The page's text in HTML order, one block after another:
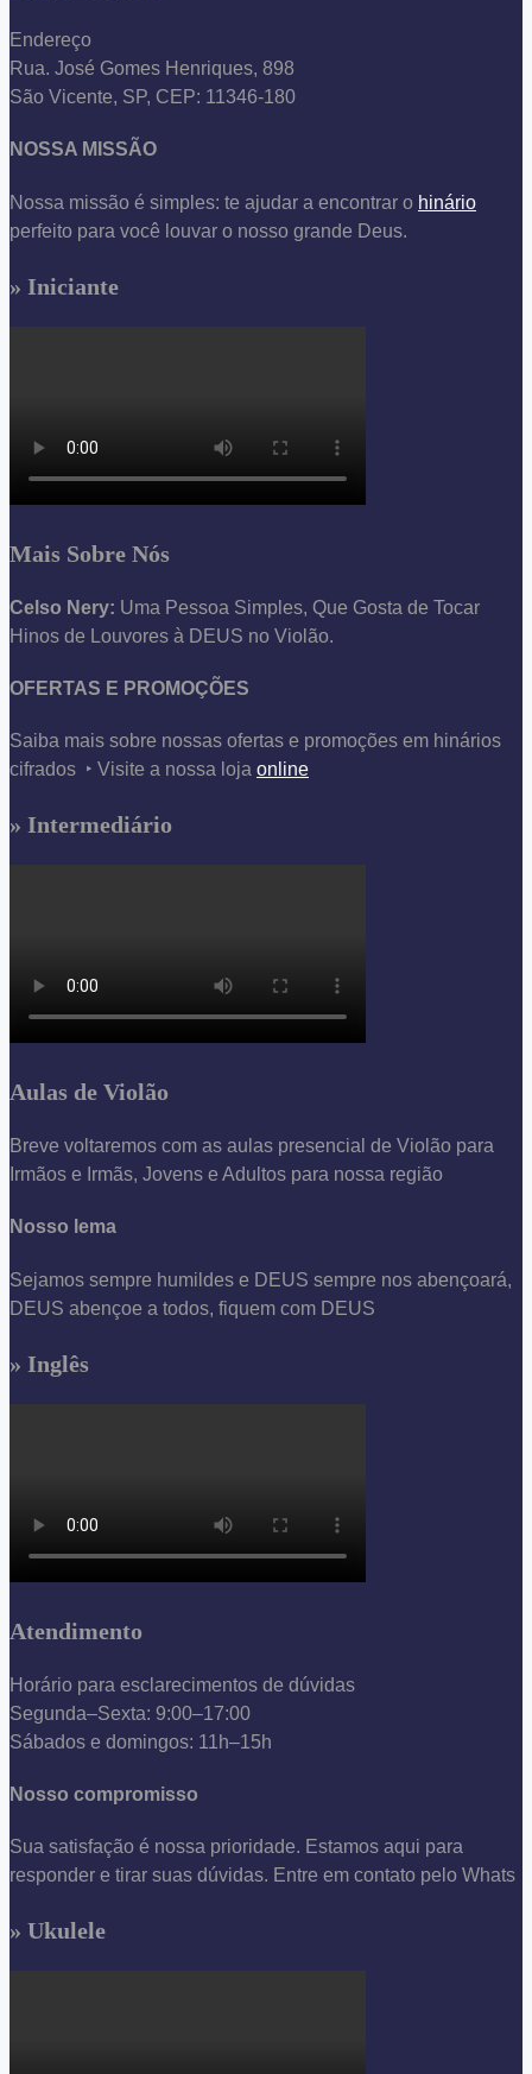
Endereço
Rua. José Gomes Henriques, 898
São Vicente, SP, CEP: 11346-180
NOSSA MISSÃO
Nossa missão é simples: te ajudar a encontrar o hinário
perfeito para você louvar o nosso grande Deus.
» Iniciante
Mais Sobre Nós
Celso Nery: Uma Pessoa Simples, Que Gosta de Tocar
Hinos de Louvores à DEUS no Violão.
OFERTAS E PROMOÇÕES
Saiba mais sobre nossas ofertas e promoções em hinários
cifrados ‣ Visite a nossa loja online
» Intermediário
Aulas de Violão
Breve voltaremos com as aulas presencial de Violão para
Irmãos e Irmãs, Jovens e Adultos para nossa região
Nosso lema
Sejamos sempre humildes e DEUS sempre nos abençoará,
DEUS abençoe a todos, fiquem com DEUS
» Inglês
Atendimento
Horário para esclarecimentos de dúvidas
Segunda–Sexta: 9:00–17:00
Sábados e domingos: 11h–15h
Nosso compromisso
Sua satisfação é nossa prioridade. Estamos aqui para
responder e tirar suas dúvidas. Entre em contato pelo Whats
» Ukulele